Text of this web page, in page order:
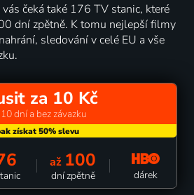
čeká také 176 TV stanic, které
dní zpětně. K tomu nejlepší filmy
sledování v celé EU a vše
za 10 Kč
dní a bez závazku
až 100
dní zpětně dárek